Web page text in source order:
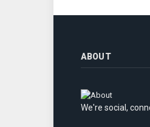
ABOUT
We're social,